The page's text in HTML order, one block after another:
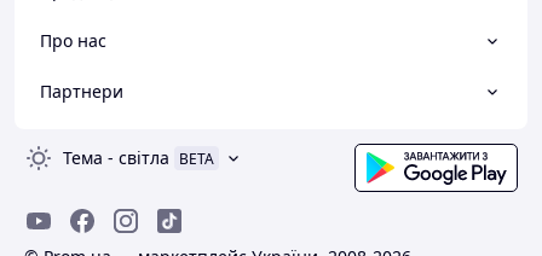
Про нас
Партнери
Тема - світла BETA